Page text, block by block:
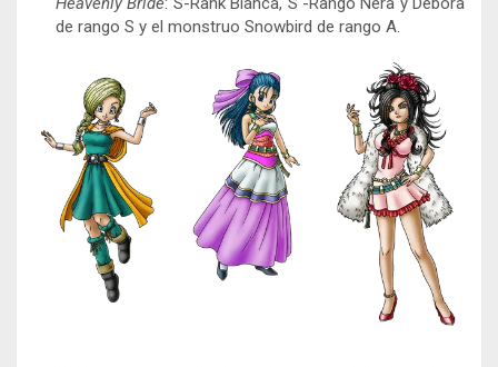
de rango S y el monstruo Snowbird de rango A.